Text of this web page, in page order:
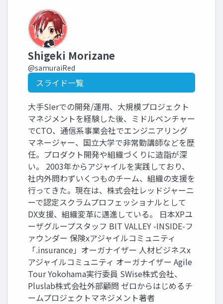
Shigeki Morizane
@samuraiRed
スライド一覧
大手SIerでの開発/運用、大規模プロジェクト
マネジメントを経験した後、ミドルベンチャー
でCTO、通信系事業会社でエンジニアリング
マネージャー、国立大学で非常勤講師などを歴
任。プロダクト開発や組織づくりに造詣が深
い。 2003年からアジャイルを実践しており、
社内外問わずいくつものチーム、組織の支援を
行ってきた。現在は、株式会社レッドジャーニ
ーで認定スクラムプロフェッショナルとして
DX支援、組織変革に邁進している。 日本XPユ
ーザグループスタッフ BIT VALLEY -INSIDE-フ
ァウンダー 保険xアジャイルコミュニティ
「.insurance」オーガナイザー 人材ビジネスx
アジャイルコミュニティ オーガナイザー Agile
Tour Yokohama実行委員 SWise株式会社、
Pluslab株式会社外部顧問 ゼロからはじめるチ
ームプロジェクトマネジメント著者